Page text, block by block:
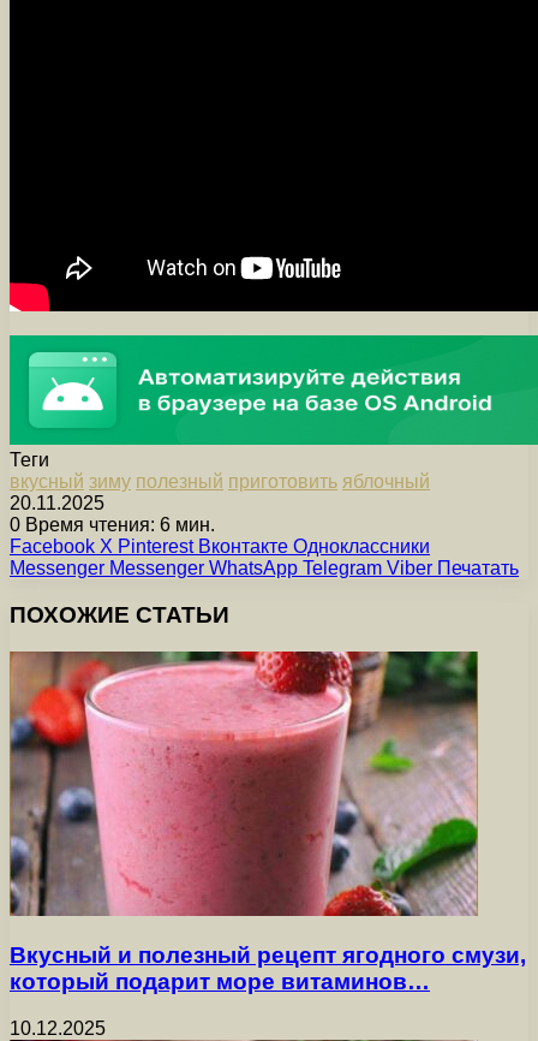
Теги
вкусный зиму полезный приготовить яблочный
20.11.2025
0 Время чтения: 6 мин.
Facebook X Pinterest Вконтакте Одноклассники
Messenger Messenger WhatsApp Telegram Viber Печатать
ПОХОЖИЕ СТАТЬИ
Вкусный и полезный рецепт ягодного смузи,
который подарит море витаминов…
10.12.2025